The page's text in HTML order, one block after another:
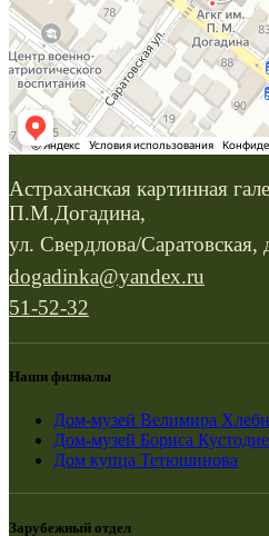
Астраханская картинная
П.М.Догадина,
ул. Свердлова/Саратовская,
dogadinka@yandex.ru
51-52-32
Наши филиалы
Дом-музей Велимира
Дом-музей Бориса
Дом купца Тетюшинова
Зарубежный отдел